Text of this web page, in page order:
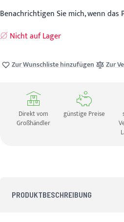
Benachrichtigen Sie mich, wenn
Nicht auf Lager
Zur Wunschliste hinzufügen Zur
Direkt vom
Großhändler
günstige Preise
PRODUKTBESCHREIBUNG